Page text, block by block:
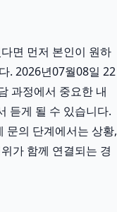
면 먼저 본인이 원하
. 2026년07월08일 22
과정에서 중요한 내
듣게 될 수 있습니다.
문의 단계에서는 상황,
가 함께 연결되는 경